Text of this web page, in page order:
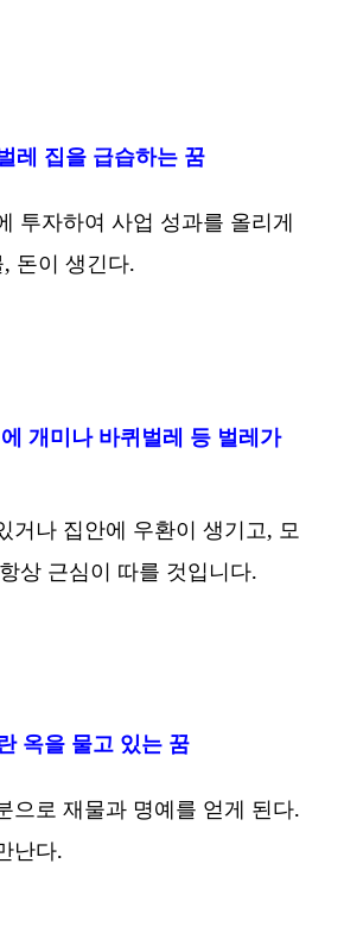
레 집을 급습하는 꿈
투자하여 사업 성과를 올리게
돈이 생긴다.
개미나 바퀴벌레 등 벌레가
거나 집안에 우환이 생기고, 모
상 근심이 따를 것입니다.
옥을 물고 있는 꿈
으로 재물과 명예를 얻게 된다.
난다.